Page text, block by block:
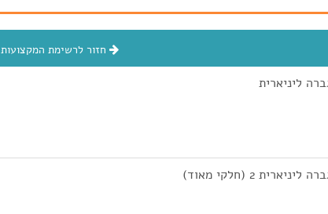
חזור לרשימת המקצועות
ליניארית
ליניארית 2 (חלקי מאוד)